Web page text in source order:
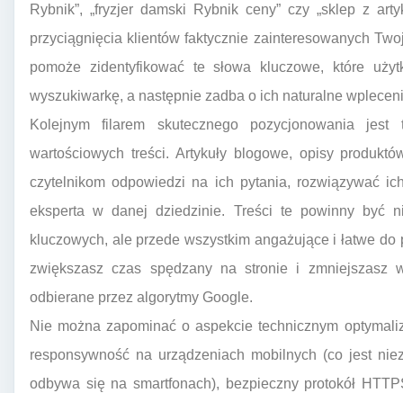
Rybnik”, „fryzjer damski Rybnik ceny” czy „sklep z
przyciągnięcia klientów faktycznie zainteresowanych
pomoże zidentyfikować te słowa kluczowe, które
wyszukiwarkę, a następnie zadba o ich naturalne
Kolejnym filarem skutecznego pozycjonowania
wartościowych treści. Artykuły blogowe, opisy
czytelnikom odpowiedzi na ich pytania, rozwiązywać
eksperta w danej dziedzinie. Treści te powinny być
kluczowych, ale przede wszystkim angażujące i łatwe
zwiększasz czas spędzany na stronie i zmniejszasz
odbierane przez algorytmy Google.
Nie można zapominać o aspekcie technicznym
responsywność na urządzeniach mobilnych (co jest
odbywa się na smartfonach), bezpieczny protokół